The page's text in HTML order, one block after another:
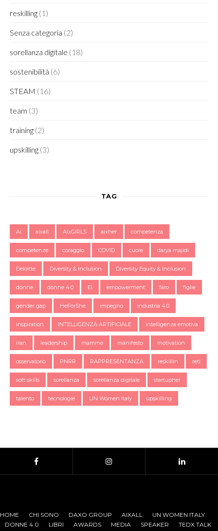
reskilling (1)
Senza categoria (2)
sorellanza digitale (18)
sostenibilità (6)
STEAM (16)
team (3)
training (2)
upskilling (3)
TAG
Ai aixall AIxGIRLS aixher competenza
competenze coraggio COVID cuore darya majidi
Deloitte Diversity & Inclusion Diversity Equity & Inclusion
donne donne 4.0 EI empowerment faro figlie
gender gap HeForShe impegno industria 4.0
inspiration INTELLIGENZA ARTIFICIALE intelligenza emotiva
iran leadership mamme manifesto motivation
osservatorio PNRR RAPPRESENTANZA reskillin reti
soft skills sorellanza sorellanza digitale startupher
talento tecnologie UN Women Italy upskilling
HOME CHI SONO DAXO GROUP AIXALL
UN WOMEN ITALY
DONNE 4.0
LIBRI AWARDS MEDIA SPEAKER
TEDX TALK